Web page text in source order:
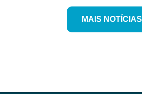
MAIS NOTÍCIAS